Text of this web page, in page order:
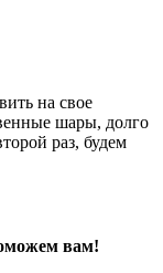
на свое
шары, долго
раз, будем
вам!